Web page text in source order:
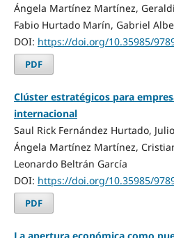
Ángela Martínez Martínez,
Fabio Hurtado Marín, Gabriel
DOI: https://doi.org/10.35985/
PDF
Clúster estratégicos para
internacional
Saul Rick Fernández Hurtado,
Ángela Martínez Martínez,
Leonardo Beltrán García
DOI: https://doi.org/10.35985/
PDF
La apertura económica como